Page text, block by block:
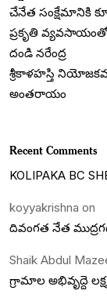
చేనేత సంక్షేమానికి
ప్రకృతి
దండి నరేంద్ర
శ్రీకాళహస్తి
అంతరాయం
Recent Comments
KOLIPAKA BC
koyyakrishna on
దివంగత నేత
Shaik Abdul
గ్రామాల అభివృద్దె